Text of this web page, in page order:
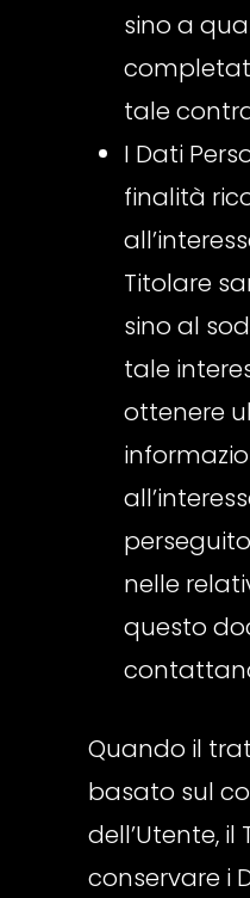
sino a
tale
I Dati
finalità
Titolare
sino al
tale
ottenere
nelle
questo
Quando il
basato sul
dell’Utente,
conservare i